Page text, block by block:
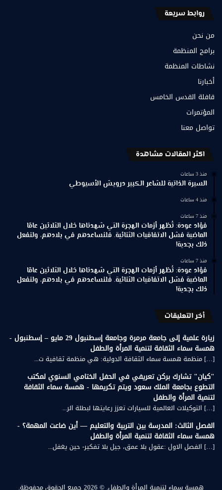
روابط سريعة
من نحن
برامج المنظمة
نشاطات المنظمة
أخبارنا
قافلة القدس الخامس
المؤتمرات
تواصل معنا
اكثر المقالات مشاهدة
منذ 3 ساعات
السيرة الذاتية للشاعر الكبير درويش الأسيوطي
منذ 4 ساعات
منذ 7 ساعات
فؤاد عودة: تُظهر أزمات الهجرة التي شهدناها خلال الثلاثين عامًا
الماضية فشل الاتفاقيات الثنائية. فلنساعدهم في بلادهم، ولنفعل
ذلك بجدية!
منذ 7 ساعات
فؤاد عودة: تُظهر أزمات الهجرة التي شهدناها خلال الثلاثين عامًا
الماضية فشل الاتفاقيات الثنائية. فلنساعدهم في بلادهم، ولنفعل
ذلك بجدية!
أخر التعليقات
زيارة علمية إلى جامعة مرمرة وجامعة إسطنبول 29 مايو – إسطنبول -
همسة سماء الثقافة لتنمية المرأة والطفل
[…] منظمة همسة سماء الثقافة الدولية: هي منظمة ثقافية ت...
"كيان" تشارك بركن تعريفي في الحفل الختامي السنوي لمكتب
التطوع بجامعة الملك سعود ويتم تكريمها - همسة سماء الثقافة
لتنمية المرأة والطفل
[…] التوكيلات العالمية للسيارات تعزز رعايتها لبطلة الر...
الفصل الثالث: المدرسة بين التربية والتعليم — أين ضاعت المهمة؟ -
همسة سماء الثقافة لتنمية المرأة والطفل
[…] الفصل الاول :عقول بلا عمق، جيل بلا تفكير- حين يغفل...
همسة سماء لتنمية المرأة والطفل. © 2026 جميع الحقوق محفوظة.